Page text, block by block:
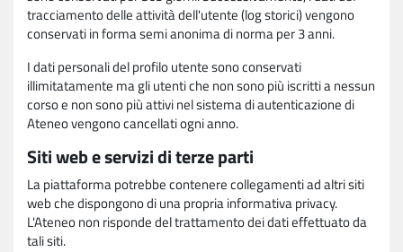
tracciamento delle attività dell'utente (log storici) vengono
conservati in forma semi anonima di norma per 3 anni.
I dati personali del profilo utente sono conservati
illimitatamente ma gli utenti che non sono più iscritti a nessun
corso e non sono più attivi nel sistema di autenticazione di
Ateneo vengono cancellati ogni anno.
Siti web e servizi di terze parti
La piattaforma potrebbe contenere collegamenti ad altri siti
web che dispongono di una propria informativa privacy.
L'Ateneo non risponde del trattamento dei dati effettuato da
tali siti.